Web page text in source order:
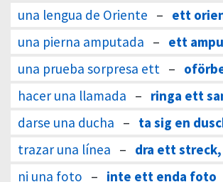
una lengua de Oriente – ett
una pierna amputada – ett
una prueba sorpresa ett –
hacer una llamada – ringa ett
darse una ducha – ta sig en
trazar una línea – dra ett
ni una foto – inte ett enda foto